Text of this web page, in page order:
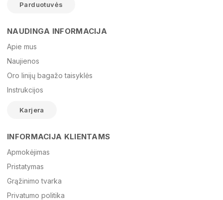
El. paštas
Žinutė
Parduotuvės
NAUDINGA INFORMACIJA
Apie mus
Naujienos
Oro linijų bagažo taisyklės
Instrukcijos
Karjera
INFORMACIJA KLIENTAMS
Apmokėjimas
Pristatymas
Grąžinimo tvarka
Privatumo politika